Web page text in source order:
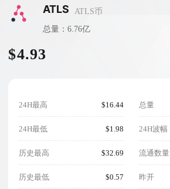
ATLS
ATLS币
总量：6.76亿
$4.93
24H最高 $16.44
24H最低 $1.98
历史最高 $32.69
历史最低 $0.57
总量
24H波幅
流通数量
昨开